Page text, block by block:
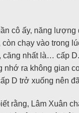
cô ấy, năng lượng
chạy vào trong
căng nhất là… cấp
nhớ ra không gian
D trở xuống nên
rằng, Lâm Xuân